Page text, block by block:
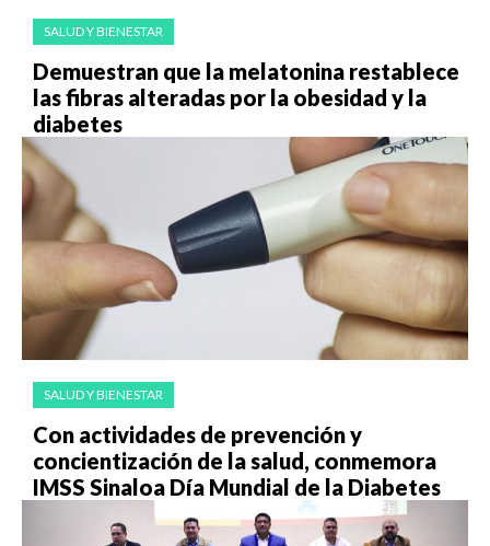
SALUD Y BIENESTAR
Demuestran que la melatonina restablece
las fibras alteradas por la obesidad y la
diabetes
SALUD Y BIENESTAR
Con actividades de prevención y
concientización de la salud, conmemora
IMSS Sinaloa Día Mundial de la Diabetes